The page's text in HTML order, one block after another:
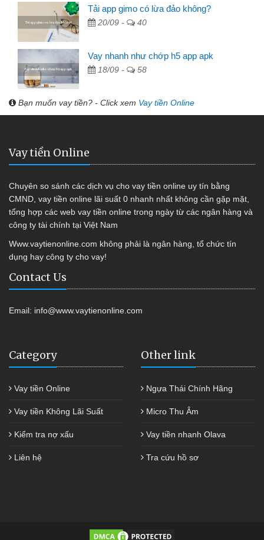
Tải app gimo có lừa đảo không?
20/09 - 40
Vay nhanh như chớp h5 app apk
18/09 - 58
Bạn muốn vay tiền? - Click xem Vay tiền Online
Vay tiền Online
Chuyên so sánh các dịch vụ cho vay tiền online uy tín bằng
CMND, vay tiền online lãi suất 0 nhanh nhất không cần gặp mặt,
tổng hợp các web vay tiền online trong ngày từ các ngân hàng và
công ty tài chính tại Việt Nam
Www.vaytienonline.com không phải là ngân hàng, tổ chức tín
dụng hay công ty cho vay!
Contact Us
Email: info@www.vaytienonline.com
Category
Vay tiền Online
Vay tiền Không Lãi Suất
Kiểm tra nợ xấu
Liên hệ
Other link
Ngựa Thái Chính Hãng
Micro Thu Âm
Vay tiền nhanh Olava
Tra cứu hồ sơ